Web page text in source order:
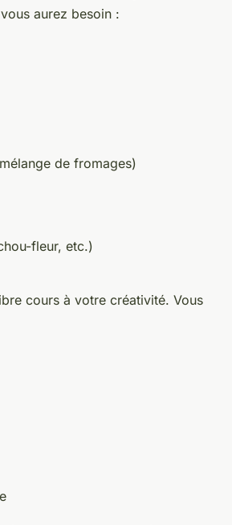
aurez besoin :
de fromages)
fleur, etc.)
cours à votre créativité. Vous